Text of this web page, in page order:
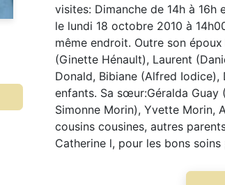
visites: Dimanche de 14h à 16h
le lundi 18 octobre 2010 à
même endroit. Outre son
(Ginette Hénault), Laurent
Donald, Bibiane (Alfred
enfants. Sa sœur:Géralda Guay
Simonne Morin), Yvette Morin,
cousins cousines, autres
Catherine l, pour les bons